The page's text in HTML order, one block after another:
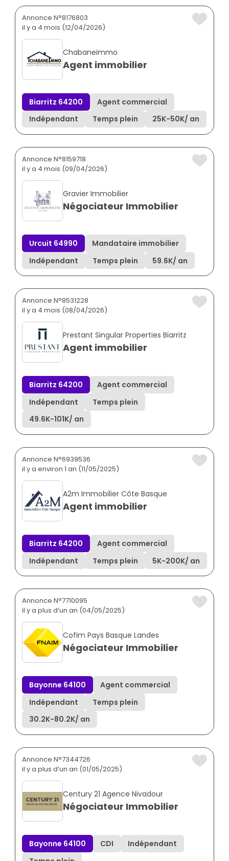
Annonce N°8176803
il y a 4 mois (12/04/2026)
Chabaneimmo
Agent immobilier
Biarritz 64200
Agent commercial
Indépendant
Temps plein 25K-50K/ an
Annonce N°8159718
il y a 4 mois (09/04/2026)
Gravier Immobilier
Négociateur Immobilier
Urcuit 64990
Mandataire immobilier
Indépendant
Temps plein 59.6K/ an
Annonce N°8531228
il y a 4 mois (08/04/2026)
Prestant Singular Properties Biarritz
Agent immobilier
Biarritz 64200
Agent commercial
Indépendant
Temps plein
49.6K-101K/ an
Annonce N°6939536
il y a environ 1 an (11/05/2025)
A2m Immobilier Côte Basque
Agent immobilier
Biarritz 64200
Agent commercial
Indépendant
Temps plein 5K-200K/ an
Annonce N°7710095
il y a plus d’un an (04/05/2025)
Cofim Pays Basque Landes
Négociateur Immobilier
Bayonne 64100
Agent commercial
Indépendant
Temps plein
30.2K-80.2K/ an
Annonce N°7344726
il y a plus d’un an (01/05/2025)
Century 21 Agence Nivadour
Négociateur Immobilier
Bayonne 64100 CDI
Indépendant